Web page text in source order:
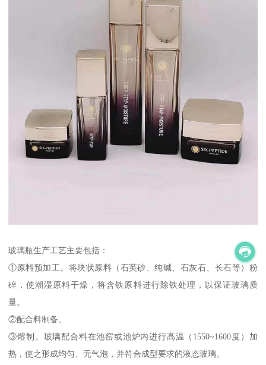
玻璃瓶生产工艺主要包括：
①原料预加工。将块状原料（石英砂、纯碱、石灰石、长石等）粉
碎，使潮湿原料干燥，将含铁原料进行除铁处理，以保证玻璃质
量。
②配合料制备。
③熔制。玻璃配合料在池窑或池炉内进行高温（1550~1600度）加
热，使之形成均匀、无气泡，并符合成型要求的液态玻璃。